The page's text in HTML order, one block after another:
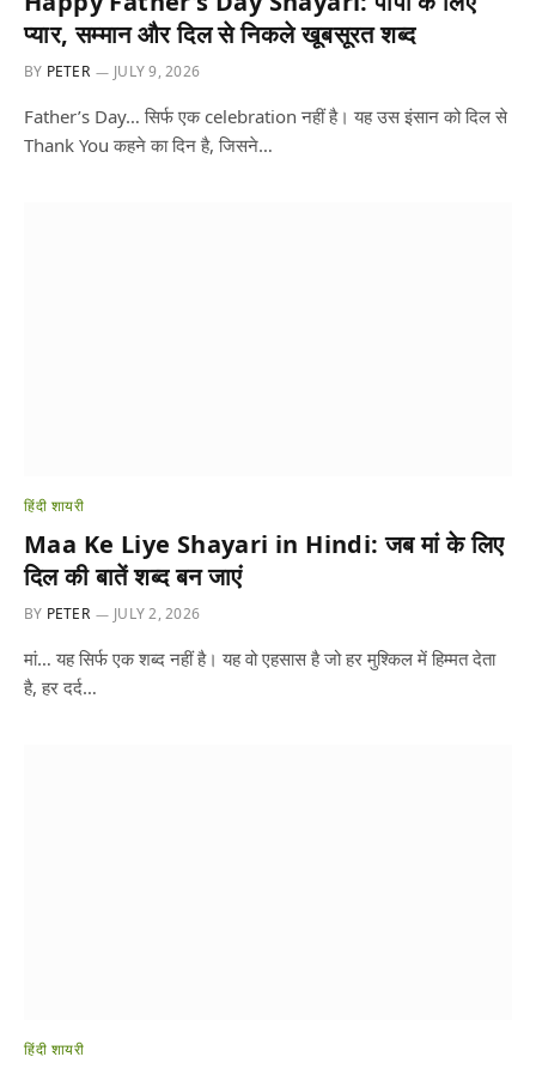
प्यार, सम्मान और दिल से निकले खूबसूरत शब्द
BY PETER JULY 9, 2026
Father’s Day… सिर्फ एक celebration नहीं है। यह उस इंसान को दिल से
Thank You कहने का दिन है, जिसने…
हिंदी शायरी
Maa Ke Liye Shayari in Hindi: जब मां के लिए
दिल की बातें शब्द बन जाएं
BY PETER JULY 2, 2026
मां… यह सिर्फ एक शब्द नहीं है। यह वो एहसास है जो हर मुश्किल में हिम्मत देता
है, हर दर्द…
हिंदी शायरी